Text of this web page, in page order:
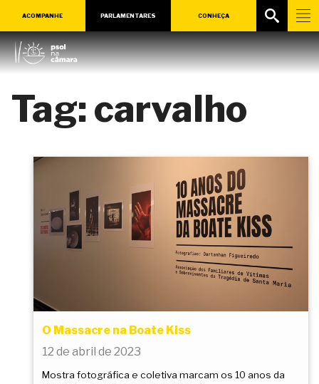
ACOMPANHE PARLAMENTARES CONHEÇA
Tag:carvalho
O Massacre na Boate Kiss
12 de abril de 2023
Mostra fotográfica e coletiva marcam os 10 anos da